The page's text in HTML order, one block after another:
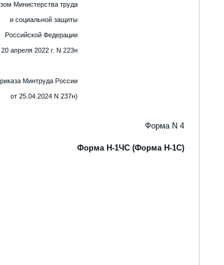
Министерства труда
и социальной защиты
Российской Федерации
20 апреля 2022 г. N 223н
Минтруда России
от 25.04.2024 N 237н)
Форма N 4
Форма Н-1ЧС (Форма Н-1С)